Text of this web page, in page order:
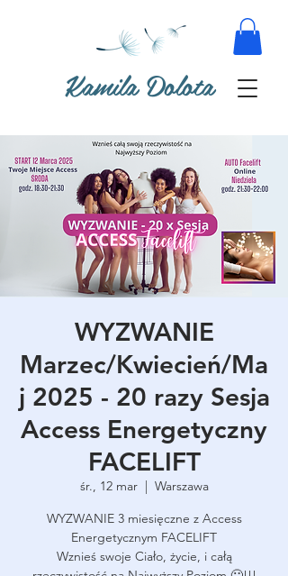
Kamila Dolota
WYZWANIE
Marzec/Kwiecień/Ma
j 2025 - 20 razy Sesja
Access Energetyczny
FACELIFT
śr., 12 mar
  |
Warszawa
WYZWANIE 3 miesięczne z Access
Energetycznym FACELIFT
Wznieś swoje Ciało, życie, i całą